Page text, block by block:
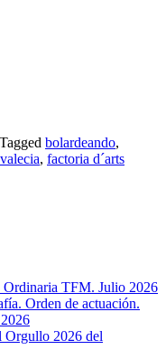
Tagged bolardeando,
, factoria d´arts
Ordinaria TFM. Julio 2026
Orden de actuación.
Orgullo 2026 del